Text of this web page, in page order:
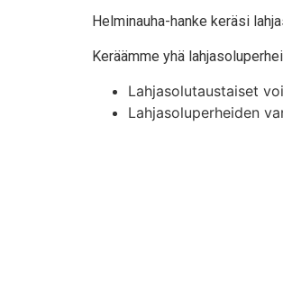
Hel­mi­nau­ha-han­ke kerä­si
Kerääm­me yhä
Lah­ja­so­lu­taus­tai­set
Lah­ja­so­lu­per­hei­den